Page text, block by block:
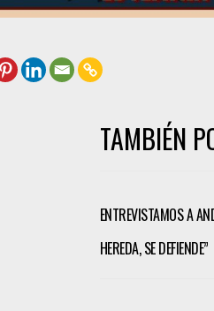
TAMBIÉN
ENTREVISTAMOS A
HEREDA, SE DEFIENDE”